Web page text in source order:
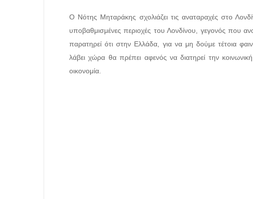
Ο Νότης Μηταράκης σχολιάζει τις αναταραχές στο
υποβαθμισμένες περιοχές του Λονδίνου, γεγονός που
παρατηρεί ότι στην Ελλάδα, για να μη δούμε τέτοια
λάβει χώρα θα πρέπει αφενός να διατηρεί την
οικονομία.